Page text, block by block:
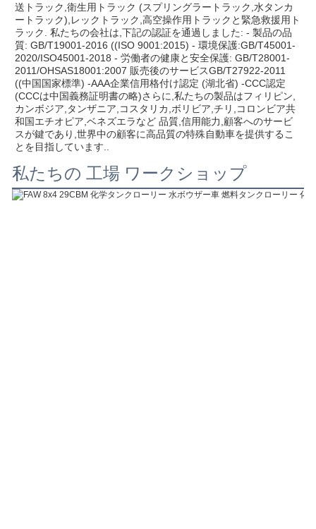
送トラック,衛生用トラック (スプリングラートラック,水タンカ
ートラック),レックトラック,高空操作用トラックと緊急救援用ト
ラック. 私たちの会社は,下記の認証を通過しました: - 製品の品
質: GB/T19001-2016 ((ISO 9001:2015) - 環境保護:GB/T45001-
2020/ISO45001-2018 - 労働者の健康と安全保護: GB/T28001-
2011/OHSAS18001:2007 販売後のサービスGB/T27922-2011
((中国国家標準) -AAA企業信用格付け認定 (湖北省) -CCC認定
(CCCは中国義務証明書の略)さらに,私たちの製品はフィリピン,
カンボジア,タンザニア,コスタリカ,ボリビア,チリ,コロンビア共
和国エチオピア,ベネズエラなど 品質,信用能力,顧客へのサービ
スが鍵であり,世界中の顧客に高品質の特殊自動車を提供するこ
とを目指しています..
私たちの 工場 ワークショップ